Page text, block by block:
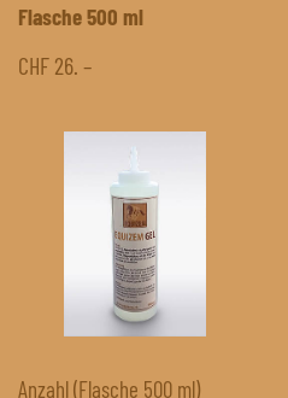
Flasche 500 ml
CHF 26. –
Anzahl (Flasche 500 ml)